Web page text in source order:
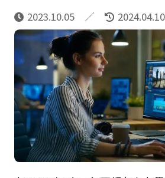
2023.10.05 2024.04.10